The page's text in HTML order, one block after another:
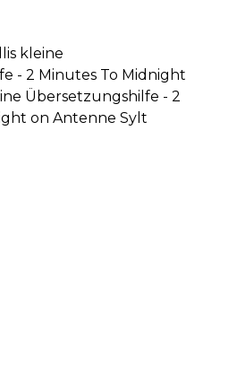
kleine
- 2 Minutes To Midnight
Übersetzungshilfe - 2
on Antenne Sylt